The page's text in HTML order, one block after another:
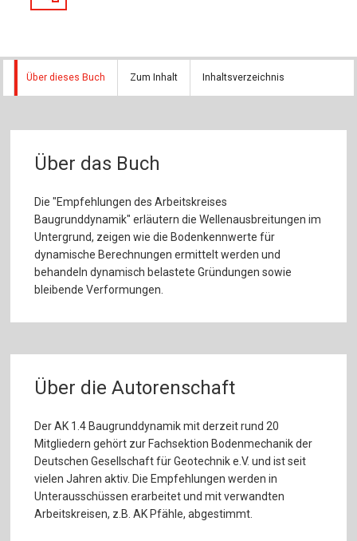
Über dieses Buch Zum Inhalt Inhaltsverzeichnis
Über das Buch
Die "Empfehlungen des Arbeitskreises
Baugrunddynamik" erläutern die Wellenausbreitungen im
Untergrund, zeigen wie die Bodenkennwerte für
dynamische Berechnungen ermittelt werden und
behandeln dynamisch belastete Gründungen sowie
bleibende Verformungen.
Über die Autorenschaft
Der AK 1.4 Baugrunddynamik mit derzeit rund 20
Mitgliedern gehört zur Fachsektion Bodenmechanik der
Deutschen Gesellschaft für Geotechnik e.V. und ist seit
vielen Jahren aktiv. Die Empfehlungen werden in
Unterausschüssen erarbeitet und mit verwandten
Arbeitskreisen, z.B. AK Pfähle, abgestimmt.